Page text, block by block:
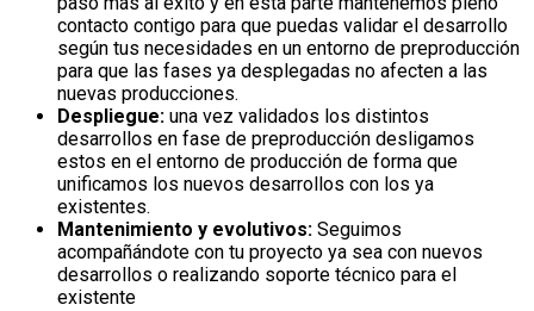
contacto contigo para que puedas validar el desarrollo
según tus necesidades en un entorno de preproducción
para que las fases ya desplegadas no afecten a las
nuevas producciones.
Despliegue: una vez validados los distintos
desarrollos en fase de preproducción desligamos
estos en el entorno de producción de forma que
unificamos los nuevos desarrollos con los ya
existentes.
Mantenimiento y evolutivos: Seguimos
acompañándote con tu proyecto ya sea con nuevos
desarrollos o realizando soporte técnico para el
existente